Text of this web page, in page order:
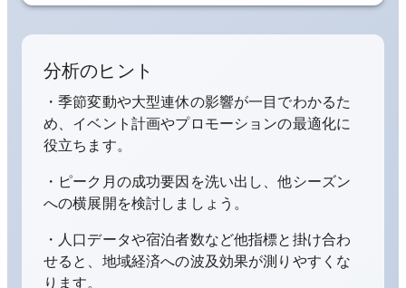
分析のヒント
・季節変動や大型連休の影響が一目でわかるた
め、イベント計画やプロモーションの最適化に
役立ちます。
・ピーク月の成功要因を洗い出し、他シーズン
への横展開を検討しましょう。
・人口データや宿泊者数など他指標と掛け合わ
せると、地域経済への波及効果が測りやすくな
ります。